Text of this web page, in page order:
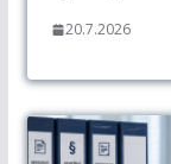
20.7.2026